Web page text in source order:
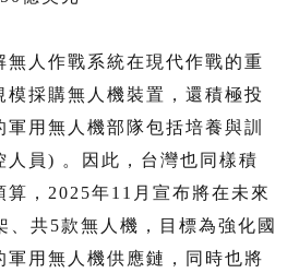
無人作戰系統在現代作戰的重
模採購無人機裝置，還積極投
用無人機部隊包括培養與訓
人員) 。因此，台灣也同樣積
算，2025年11月宣布將在未來
、共5款無人機，目標為強化國
軍用無人機供應鏈，同時也將